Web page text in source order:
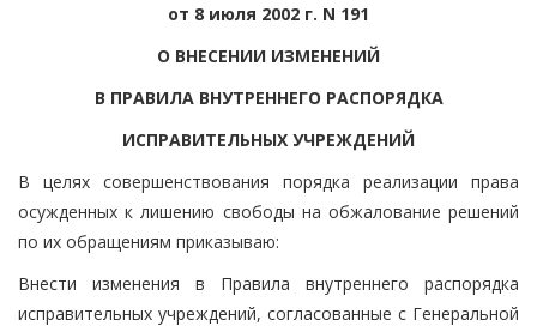
от 8 июля 2002 г. N 191
О ВНЕСЕНИИ ИЗМЕНЕНИЙ
В ПРАВИЛА ВНУТРЕННЕГО РАСПОРЯДКА
ИСПРАВИТЕЛЬНЫХ УЧРЕЖДЕНИЙ
В целях совершенствования порядка реализации права
осужденных к лишению свободы на обжалование решений
по их обращениям приказываю:
Внести изменения в Правила внутреннего распорядка
исправительных учреждений, согласованные с Генеральной